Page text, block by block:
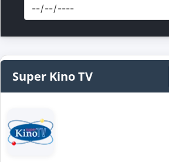
Super Kino TV